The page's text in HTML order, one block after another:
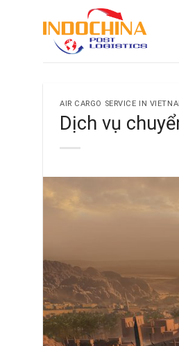
AIR CARGO SERVICE IN
Dịch vụ